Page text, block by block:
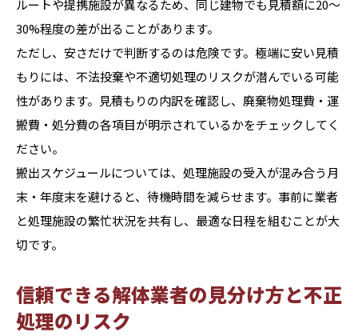
ルートや提携施設が異なるため、同じ建物でも見積額に20〜
30%程度の差が出ることがあります。
ただし、安さだけで判断するのは危険です。極端に安い見積
もりには、不法投棄や不適切処理のリスクが潜んでいる可能
性があります。見積もりの内訳を確認し、廃棄物処理費・運
搬費・処分費の各項目が明示されているかをチェックしてく
ださい。
搬出スケジュールについては、処理施設の受入が混み合う月
末・年度末を避けると、待機時間を減らせます。事前に業者
と処理施設の繁忙状況を共有し、最適な日程を組むことが大
切です。
信頼できる解体業者の見分け方と不正
処理のリスク